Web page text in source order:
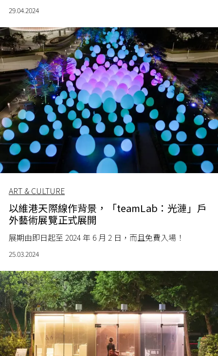
29.04.2024
ART & CULTURE
以維港天際線作背景，「teamLab：光漣」戶
外藝術展覽正式展開
展期由即日起至 2024 年 6 月 2 日，而且免費入場！
25.03.2024